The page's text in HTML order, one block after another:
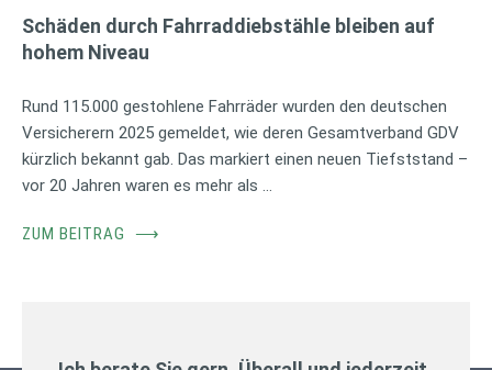
Schäden durch Fahrraddiebstähle bleiben auf
hohem Niveau
Rund 115.000 gestohlene Fahrräder wurden den deutschen
Versicherern 2025 gemeldet, wie deren Gesamtverband GDV
kürzlich bekannt gab. Das markiert einen neuen Tiefststand –
vor 20 Jahren waren es mehr als …
ZUM BEITRAG ⟶